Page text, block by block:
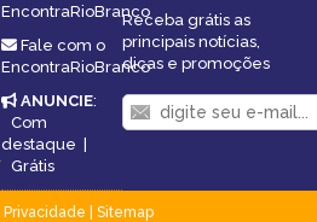
EncontraRioBranco
Fale com o
EncontraRioBranco
ANUNCIE:
Com
destaque |
Grátis
Receba grátis as
principais notícias,
dicas e promoções
Privacidade
Sitemap